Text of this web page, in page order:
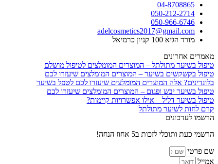
04-8708865
050-212-2714
050-966-6746
adelcosmetics2017@gmail.com
מורד הגיא 100 קניון כרמיאל
מאמרים אחרונים
טיפול בשיער מתולתל – המוצרים המומלצים לטיפול מושלם
טיפול בקשקשים בשיער – המוצרים המומלצים שיעזרו לכם
בלונדינים? אלה המוצרים המומלצים שיעזרו לכם לטפל בשיער
טיפול בשיער יבש ופגום – המוצרים המומלצים שיעזרו לכם
טיפול בשיער דליל – אילו אפשרויות קיימות?
קרם לחות לשיער מתולתל
הרשמו לעדכונים
הרשמי כעת ותוכלי לזכות ב5 אחוז הנחה!
שם פרטי
אמייל